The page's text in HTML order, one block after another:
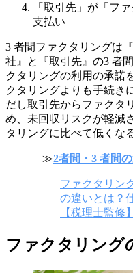
「取引先」が「フ
支払い
3 者間ファクタリングは
社』と『取引先』の3 者
クタリングの利用の承諾
クタリングよりも手続き
だし取引先からファクタ
め、未回収リスクが軽減
タリングに比べて低くな
≫2者間・3 者間
ファクタリン
の違いとは？
【税理士監修】
ファクタリング